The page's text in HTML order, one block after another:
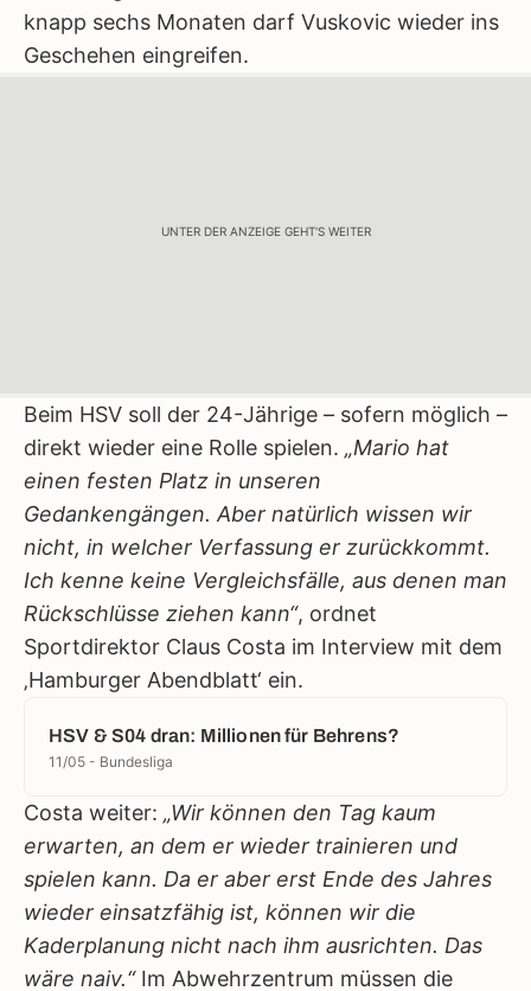
knapp sechs Monaten darf Vuskovic wieder ins
Geschehen eingreifen.
UNTER DER ANZEIGE GEHT'S WEITER
Beim HSV soll der 24-Jährige – sofern möglich –
direkt wieder eine Rolle spielen. „Mario hat
einen festen Platz in unseren
Gedankengängen. Aber natürlich wissen wir
nicht, in welcher Verfassung er zurückkommt.
Ich kenne keine Vergleichsfälle, aus denen man
Rückschlüsse ziehen kann“, ordnet
Sportdirektor Claus Costa im Interview mit dem
‚Hamburger Abendblatt‘ ein.
HSV & S04 dran: Millionen für Behrens?
11/05 - Bundesliga
Costa weiter: „Wir können den Tag kaum
erwarten, an dem er wieder trainieren und
spielen kann. Da er aber erst Ende des Jahres
wieder einsatzfähig ist, können wir die
Kaderplanung nicht nach ihm ausrichten. Das
wäre naiv.“Im Abwehrzentrum müssen die